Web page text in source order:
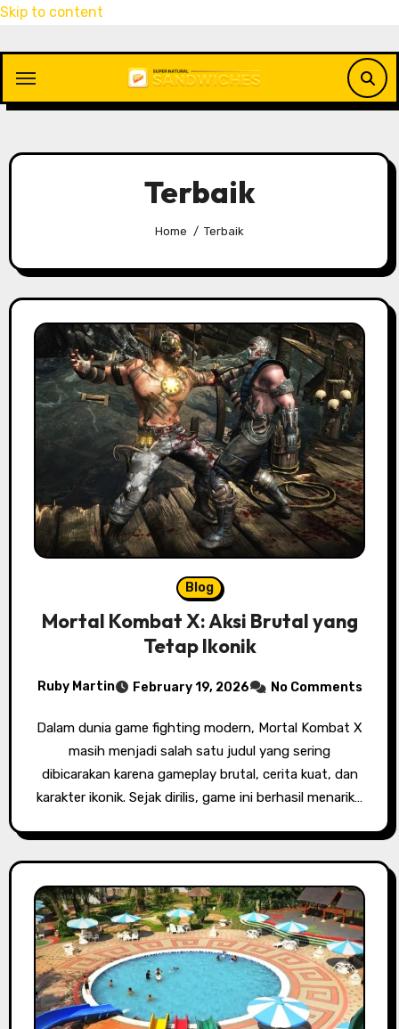
Skip to content
Terbaik
Home Terbaik
Blog
Mortal Kombat X: Aksi Brutal yang
Tetap Ikonik
Ruby Martin February 19, 2026 No Comments
Dalam dunia game fighting modern, Mortal Kombat X
masih menjadi salah satu judul yang sering
dibicarakan karena gameplay brutal, cerita kuat, dan
karakter ikonik. Sejak dirilis, game ini berhasil menarik…